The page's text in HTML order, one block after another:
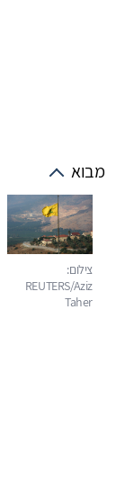
מבוא